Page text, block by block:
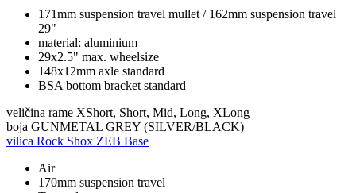
171mm suspension travel mullet / 162mm suspension travel
29"
material: aluminium
29x2.5" max. wheelsize
148x12mm axle standard
BSA bottom bracket standard
veličina rame XShort, Short, Mid, Long, XLong
boja GUNMETAL GREY (SILVER/BLACK)
vilica Rock Shox ZEB Base
Air
170mm suspension travel